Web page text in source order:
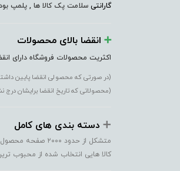
گارانتی سلامت پک کالا ها , پلمپ
➕️ انقضا بالای محصولات
اکثریت محصولات فروشگاه دارای
(در صورتی که محصولی انقضا پایین
(محصولاتی که تاریخ انقضا برایشان درج
➕️ دسته بندی های کامل
متشکل از حدود ۲۰۰۰ صفحه محصول و ۵۰۰۰ قلم sku کالا
کالا هایی انتخاب شده از محبوب